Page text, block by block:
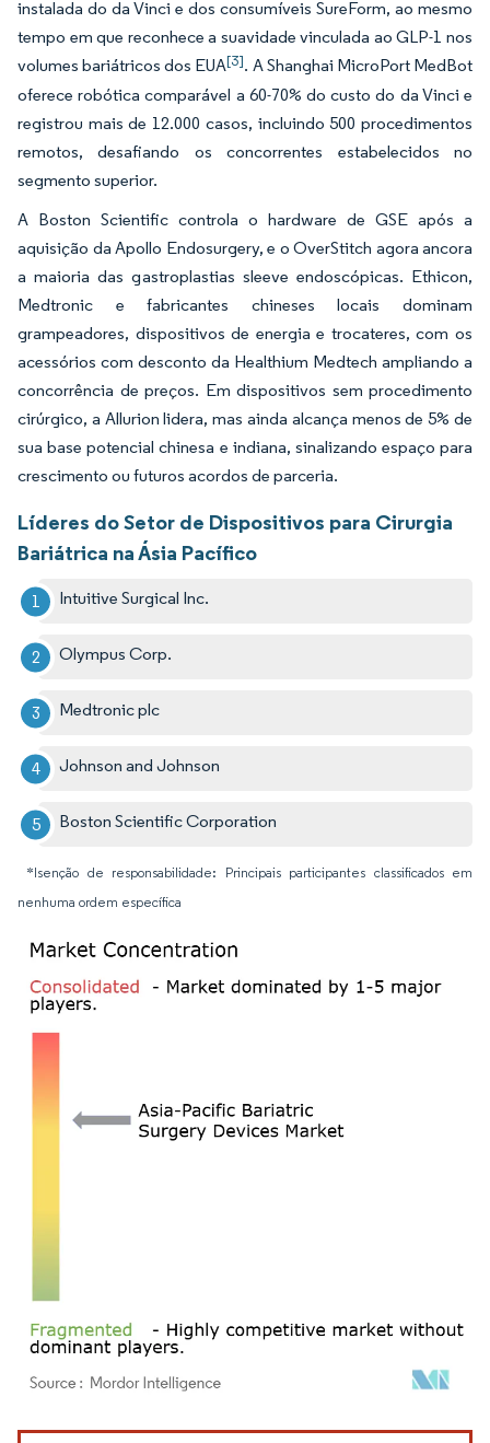
instalada do da Vinci e dos consumíveis SureForm, ao mesmo
tempo em que reconhece a suavidade vinculada ao GLP-1 nos
volumes bariátricos dos EUA[3]. A Shanghai MicroPort MedBot
oferece robótica comparável a 60-70% do custo do da Vinci e
registrou mais de 12.000 casos, incluindo 500 procedimentos
remotos, desafiando os concorrentes estabelecidos no
segmento superior.
A Boston Scientific controla o hardware de GSE após a
aquisição da Apollo Endosurgery, e o OverStitch agora ancora
a maioria das gastroplastias sleeve endoscópicas. Ethicon,
Medtronic e fabricantes chineses locais dominam
grampeadores, dispositivos de energia e trocateres, com os
acessórios com desconto da Healthium Medtech ampliando a
concorrência de preços. Em dispositivos sem procedimento
cirúrgico, a Allurion lidera, mas ainda alcança menos de 5% de
sua base potencial chinesa e indiana, sinalizando espaço para
crescimento ou futuros acordos de parceria.
Líderes do Setor de Dispositivos para Cirurgia
Bariátrica na Ásia Pacífico
Intuitive Surgical Inc.
Olympus Corp.
Medtronic plc
Johnson and Johnson
Boston Scientific Corporation
*Isenção de responsabilidade: Principais participantes classificados em
nenhuma ordem específica
Imagem © Mordor Intelligence. O reuso requer atribuição conforme CC BY 4.0.